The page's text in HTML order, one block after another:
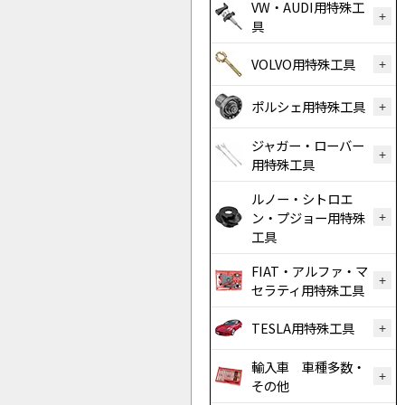
VW・AUDI用特殊工
具
VOLVO用特殊工具
ポルシェ用特殊工具
ジャガー・ローバー
用特殊工具
ルノー・シトロエ
ン・プジョー用特殊
工具
FIAT・アルファ・マ
セラティ用特殊工具
TESLA用特殊工具
輸入車 車種多数・
その他